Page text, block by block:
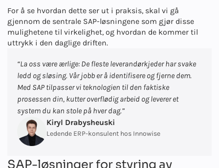
For å se hvordan dette ser ut i praksis, skal vi gå
gjennom de sentrale SAP-løsningene som gjør disse
mulighetene til virkelighet, og hvordan de kommer til
uttrykk i den daglige driften.
“La oss være ærlige: De fleste leverandørkjeder har svake
ledd og sløsing. Vår jobb er å identifisere og fjerne dem.
Med SAP tilpasser vi teknologien til den faktiske
prosessen din, kutter overflødig arbeid og leverer et
system du kan stole på hver dag.”
Kiryl Drabysheuski
Ledende ERP-konsulent hos Innowise
SAP-løsninger for styring av